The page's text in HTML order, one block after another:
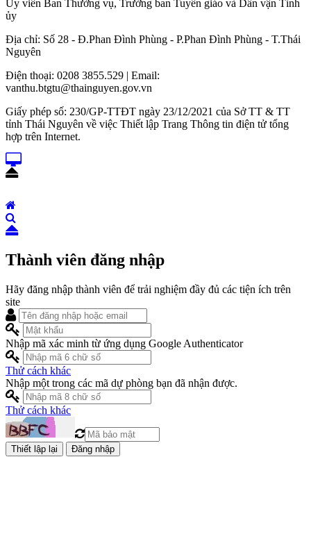
Ủy viên Ban Thường vụ, Trưởng ban Tuyên giáo và Dân vận Tỉnh
ủy
Địa chỉ: Số 28 - Đ.Phan Đình Phùng - P.Phan Đình Phùng - T.Thái
Nguyên
Điện thoại: 0208 3855.529 | Email:
vanthu.btgtu@thainguyen.gov.vn
Giấy phép số: 230/GP-TTĐT ngày 23/12/2021 của Sở TT & TT
tỉnh Thái Nguyên về việc Thiết lập Trang Thông tin điện tử tổng
hợp trên Internet.
Thành viên đăng nhập
Hãy đăng nhập thành viên để trải nghiệm đầy đủ các tiện ích trên
site
Nhập mã xác minh từ ứng dụng Google Authenticator
Thử cách khác
Nhập một trong các mã dự phòng bạn đã nhận được.
Thử cách khác
Đăng nhập